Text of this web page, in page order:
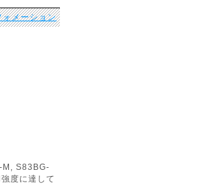
ォメーション
M, S83BG-
度に達して